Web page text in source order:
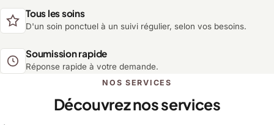
Tous les soins
D'un soin ponctuel à un suivi régulier, selon vos besoins.
Soumission rapide
Réponse rapide à votre demande.
NOS SERVICES
Découvrez nos services